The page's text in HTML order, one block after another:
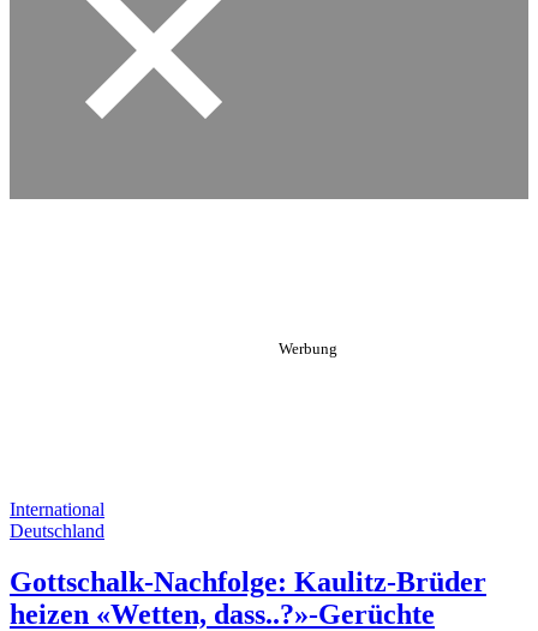
International
Deutschland
Gottschalk-Nachfolge: Kaulitz-Brüder
heizen «Wetten, dass..?»-Gerüchte